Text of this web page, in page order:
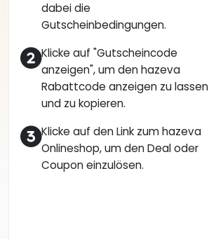
dabei die
Gutscheinbedingungen.
Klicke auf "Gutscheincode
anzeigen", um den hazeva
Rabattcode anzeigen zu lassen
und zu kopieren.
Klicke auf den Link zum hazeva
Onlineshop, um den Deal oder
Coupon einzulösen.